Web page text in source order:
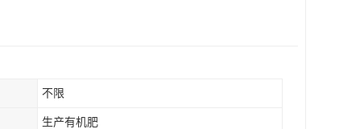
不限
生产有机肥